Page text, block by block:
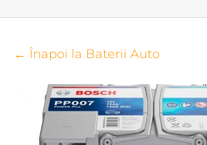
← Înapoi la Baterii Auto